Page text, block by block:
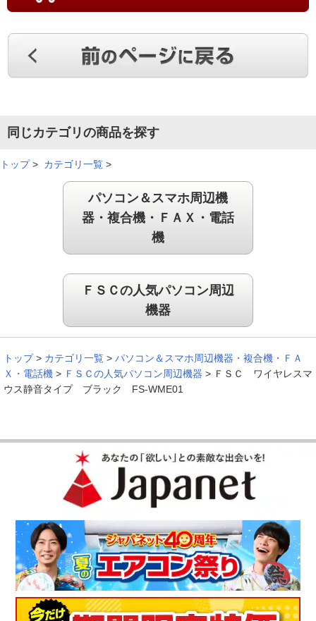
手にフィットしてすごく使いやすいです。接続も簡単だし動き
（ 福岡県
手触りが良い
軽くて表面の手触りも良く、とても使いやすいです。
今までのマウスで一番
走りが良い、反応もよい、今までのマウスで一番よい。
とても良いです
以前のものより接続が簡単だったし、音も静かで自分の手にも
しっくりくるので、とても良いです。
大きめで軽くスマ－トで黒色。すごく気に入りました。
「お客様の声」は実際にご購入されたお客様からのご意見を掲載しておりま
す。
商品により、同一シリーズをご購入された方の声を含みます。
同じカテゴリの商品を探す
トップ> カテゴリ一覧 >
パソコン＆スマホ周辺機
器・複合機・ＦＡＸ・電話
機
ＦＳＣの人気パソコン周辺
機器
トップ > カテゴリ一覧 > パソコン＆スマホ周辺機器・複合機・ＦＡ
Ｘ・電話機 > ＦＳＣの人気パソコン周辺機器 > ＦＳＣ ワイヤレスマ
ウス静音タイプ ブラック FS-WME01